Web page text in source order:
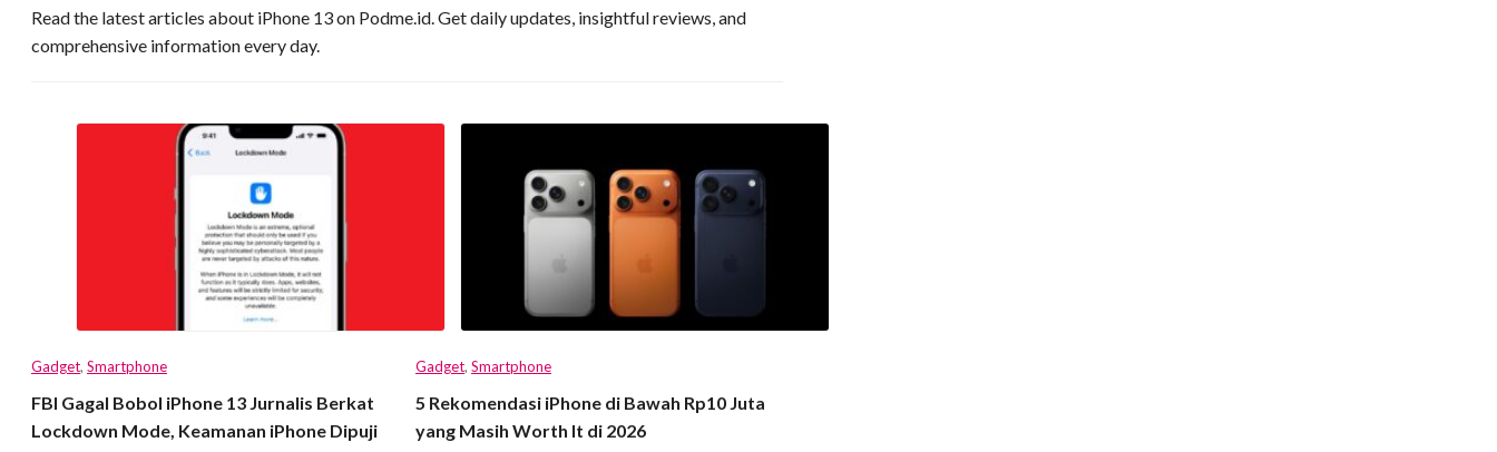
Read the latest articles about iPhone 13 on Podme.id. Get daily updates, insightful reviews, and
comprehensive information every day.
Gadget, Smartphone
FBI Gagal Bobol iPhone 13 Jurnalis Berkat
Lockdown Mode, Keamanan iPhone Dipuji
Gadget, Smartphone
5 Rekomendasi iPhone di Bawah Rp10 Juta
yang Masih Worth It di 2026